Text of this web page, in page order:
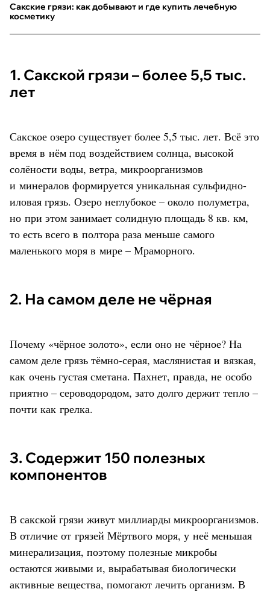
Сакские грязи: как добывают и где купить лечебную
косметику
1. Сакской грязи – более 5,5 тыс.
лет
Сакское озеро существует более 5,5 тыс. лет. Всё это
время в нём под воздействием солнца, высокой
солёности воды, ветра, микроорганизмов
и минералов формируется уникальная сульфидно-
иловая грязь. Озеро неглубокое – около полуметра,
но при этом занимает солидную площадь 8 кв. км,
то есть всего в полтора раза меньше самого
маленького моря в мире – Мраморного.
2. На самом деле не чёрная
Почему «чёрное золото», если оно не чёрное? На
самом деле грязь тёмно-серая, маслянистая и вязкая,
как очень густая сметана. Пахнет, правда, не особо
приятно – сероводородом, зато долго держит тепло –
почти как грелка.
3. Содержит 150 полезных
компонентов
В сакской грязи живут миллиарды микроорганизмов.
В отличие от грязей Мёртвого моря, у неё меньшая
минерализация, поэтому полезные микробы
остаются живыми и, вырабатывая биологически
активные вещества, помогают лечить организм. В